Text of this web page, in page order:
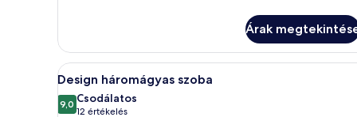
további
részletei
Árak
A
következő
szoba
Design háromágyas szoba |
4
Design háromágyas szoba
9,010-ből 9,0
Csodálatos
12 értékelés
(12